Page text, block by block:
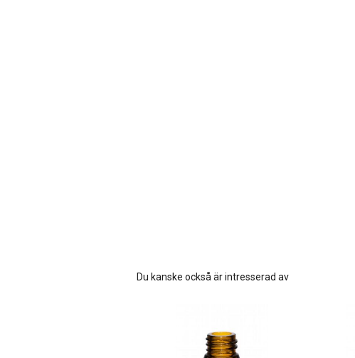
Du kanske också är intresserad av